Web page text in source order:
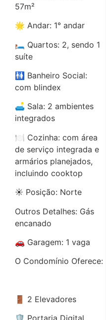
57m²
🌟 Andar: 1° andar
🛏️ Quartos: 2, sendo 1
suíte
🚻 Banheiro Social:
com blindex
🛋️ Sala: 2 ambientes
integrados
🍽️ Cozinha: com área
de serviço integrada e
armários planejados,
incluindo cooktop
☀️ Posição: Norte
Outros Detalhes: Gás
encanado
🚗 Garagem: 1 vaga
O Condomínio Oferece:
🚪 2 Elevadores